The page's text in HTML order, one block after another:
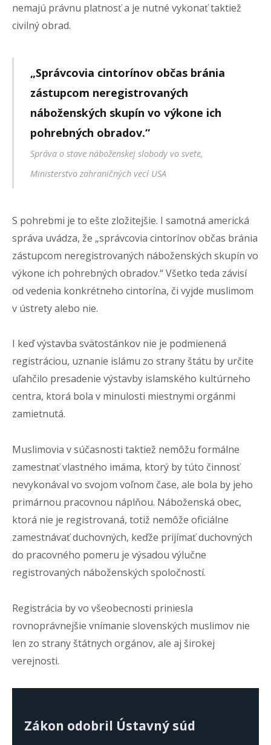
nemajú právnu platnosť a je nutné vykonať taktiež
civilný obrad.
„Správcovia cintorínov občas bránia
zástupcom neregistrovaných
náboženských skupín vo výkone ich
pohrebných obradov.“
Správa o stave náboženskej slobody vo svete,
Ministerstvo zahraničných vecí USA
S pohrebmi je to ešte zložitejšie. I samotná americká
správa uvádza, že „správcovia cintorínov občas bránia
zástupcom neregistrovaných náboženských skupín vo
výkone ich pohrebných obradov.“ Všetko teda závisí
od vedenia konkrétneho cintorína, či vyjde muslimom
v ústrety alebo nie.
I keď výstavba svätostánkov nie je podmienená
registráciou, uznanie islámu zo strany štátu by určite
uľahčilo presadenie výstavby islamského kultúrneho
centra, ktorá bola v minulosti miestnymi orgánmi
zamietnutá.
Muslimovia v súčasnosti taktiež nemôžu formálne
zamestnať vlastného imáma, ktorý by túto činnosť
nevykonával vo svojom voľnom čase, ale bola by jeho
primárnou pracovnou náplňou. Náboženská obec,
ktorá nie je registrovaná, totiž nemôže oficiálne
zamestnávať duchovných, keďže prijímať duchovných
do pracovného pomeru je výsadou výlučne
registrovaných náboženských spoločností.
Registrácia by vo všeobecnosti priniesla
rovnoprávnejšie vnímanie slovenských muslimov nie
len zo strany štátnych orgánov, ale aj širokej
verejnosti.
Zákon odobril Ústavný súd